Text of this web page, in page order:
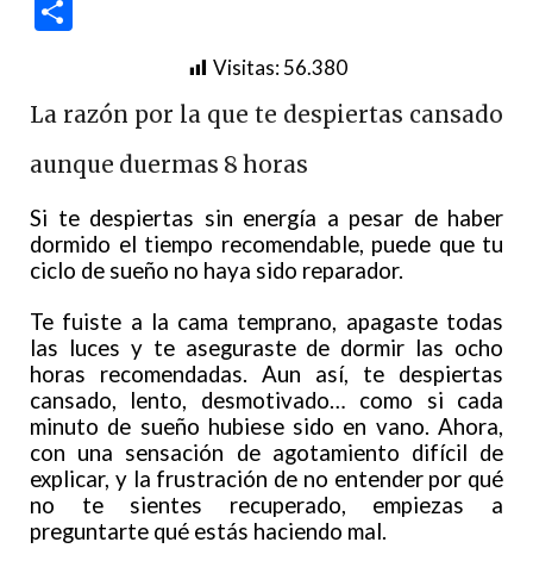
Visitas:56.380
La razón por la que te despiertas cansado
aunque duermas 8 horas
Si te despiertas sin energía a pesar de haber
dormido el tiempo recomendable, puede que tu
ciclo de sueño no haya sido reparador.
Te fuiste a la cama temprano, apagaste todas
las luces y te aseguraste de dormir las ocho
horas recomendadas. Aun así, te despiertas
cansado, lento, desmotivado… como si cada
minuto de sueño hubiese sido en vano. Ahora,
con una sensación de agotamiento difícil de
explicar, y la frustración de no entender por qué
no te sientes recuperado, empiezas a
preguntarte qué estás haciendo mal.